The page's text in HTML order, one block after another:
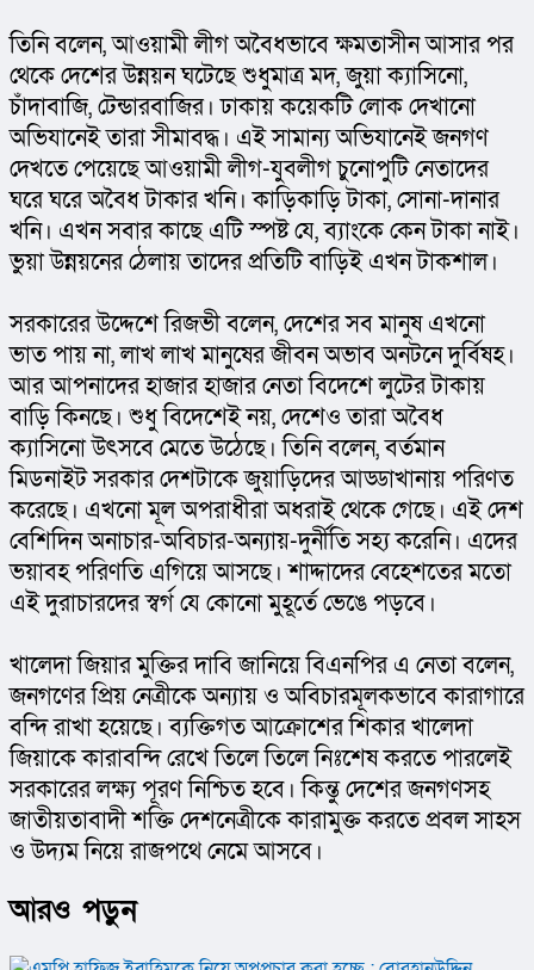
তিনি বলেন, আওয়ামী লীগ অবৈধভাবে ক্ষমতাসীন আসার পর
থেকে দেশের উন্নয়ন ঘটেছে শুধুমাত্র মদ, জুয়া ক্যাসিনো,
চাঁদাবাজি, টেন্ডারবাজির। ঢাকায় কয়েকটি লোক দেখানো
অভিযানেই তারা সীমাবদ্ধ। এই সামান্য অভিযানেই জনগণ
দেখতে পেয়েছে আওয়ামী লীগ-যুবলীগ চুনোপুটি নেতাদের
ঘরে ঘরে অবৈধ টাকার খনি। কাড়িকাড়ি টাকা, সোনা-দানার
খনি। এখন সবার কাছে এটি স্পষ্ট যে, ব্যাংকে কেন টাকা নাই।
ভুয়া উন্নয়নের ঠেলায় তাদের প্রতিটি বাড়িই এখন টাকশাল।
সরকারের উদ্দেশে রিজভী বলেন, দেশের সব মানুষ এখনো
ভাত পায় না, লাখ লাখ মানুষের জীবন অভাব অনটনে দুর্বিষহ।
আর আপনাদের হাজার হাজার নেতা বিদেশে লুটের টাকায়
বাড়ি কিনছে। শুধু বিদেশেই নয়, দেশেও তারা অবৈধ
ক্যাসিনো উৎসবে মেতে উঠেছে। তিনি বলেন, বর্তমান
মিডনাইট সরকার দেশটাকে জুয়াড়িদের আড্ডাখানায় পরিণত
করেছে। এখনো মূল অপরাধীরা অধরাই থেকে গেছে। এই দেশ
বেশিদিন অনাচার-অবিচার-অন্যায়-দুর্নীতি সহ্য করেনি। এদের
ভয়াবহ পরিণতি এগিয়ে আসছে। শাদ্দাদের বেহেশতের মতো
এই দুরাচারদের স্বর্গ যে কোনো মুহূর্তে ভেঙে পড়বে।
খালেদা জিয়ার মুক্তির দাবি জানিয়ে বিএনপির এ নেতা বলেন,
জনগণের প্রিয় নেত্রীকে অন্যায় ও অবিচারমূলকভাবে কারাগারে
বন্দি রাখা হয়েছে। ব্যক্তিগত আক্রোশের শিকার খালেদা
জিয়াকে কারাবন্দি রেখে তিলে তিলে নিঃশেষ করতে পারলেই
সরকারের লক্ষ্য পূরণ নিশ্চিত হবে। কিন্তু দেশের জনগণসহ
জাতীয়তাবাদী শক্তি দেশনেত্রীকে কারামুক্ত করতে প্রবল সাহস
ও উদ্যম নিয়ে রাজপথে নেমে আসবে।
আরও পড়ুন